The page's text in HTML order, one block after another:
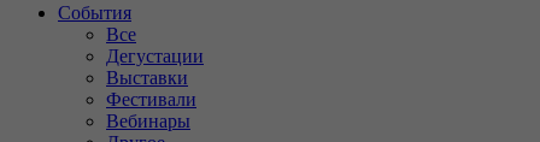
События
Все
Дегустации
Выставки
Фестивали
Вебинары